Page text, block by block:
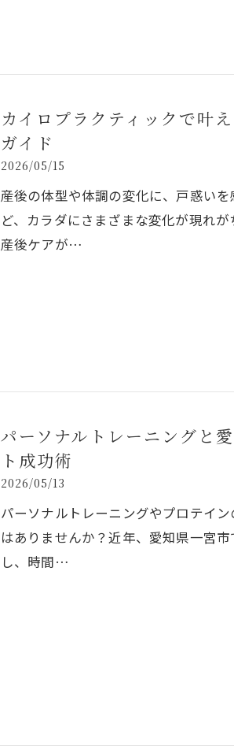
カイロプラクティックで叶
ガイド
2026/05/15
産後の体型や体調の変化に、戸惑い
ど、カラダにさまざまな変化が現れ
産後ケアが…
パーソナルトレーニングと
ト成功術
2026/05/13
パーソナルトレーニングやプロテイ
はありませんか？近年、愛知県一宮
し、時間…